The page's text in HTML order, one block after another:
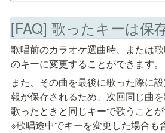
歌唱前のカラオケ選曲時、または
のキーに変更することができます。
また、その曲を最後に歌った際に
報が保存されるため、次回同じ曲
歌ったときと同じキーで歌うことが
※歌唱途中でキーを変更した場合も